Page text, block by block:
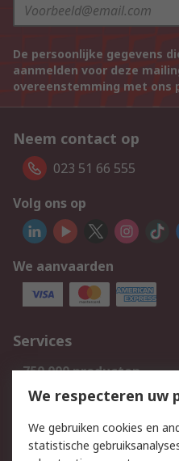
De persoonlijke gegevens
aanmelden voor deze
overeenstemming met ons
Neem contact op
023 51 66 555
Volg ons op
We aanvaarden
Services
750.000 producten
Bestellen
Track & Trace
We respecteren uw
We gebruiken cookies en
statistische